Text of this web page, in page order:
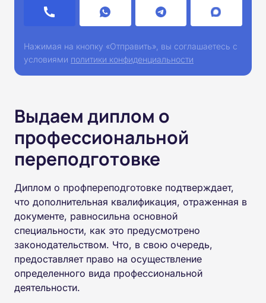
Нажимая на кнопку «Отправить», вы соглашаетесь с
условиями политики конфиденциальности
Выдаем диплом о
профессиональной
переподготовке
Диплом о профпереподготовке подтверждает,
что дополнительная квалификация, отраженная в
документе, равносильна основной
специальности, как это предусмотрено
законодательством. Что, в свою очередь,
предоставляет право на осуществление
определенного вида профессиональной
деятельности.